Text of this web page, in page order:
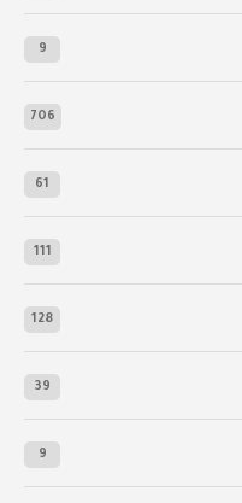
9
706
61
111
128
39
9